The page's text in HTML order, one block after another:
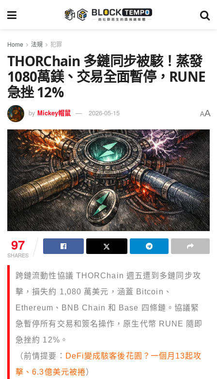
Home 法規 犯罪
THORChain 多鏈同步被駭！蒸發
1080萬鎂、交易全面暫停，RUNE
急挫 12%
by Mickey帽鼠 2026-05-15 AA
97
SHARES
跨鏈流動性協議 THORChain 週五遭到多鏈同步攻
擊，損失約 1,080 萬美元，涵蓋 Bitcoin、
Ethereum、BNB Chain 和 Base 四條鏈。協議緊
急暫停所有交易和簽名操作，原生代幣 RUNE 隨即
急挫約 12%。
（前情提要： DeFi變成駭客後花園？一個月13起攻
擊、6.3億美元被捲）